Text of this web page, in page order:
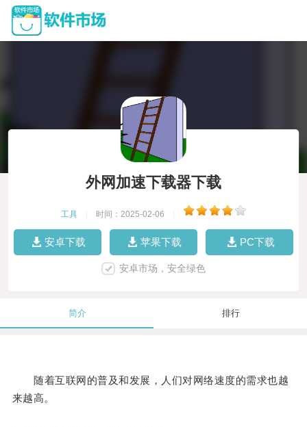
外网加速下载器下载
工具 时间：2025-02-06
安卓下载 苹果下载 PC下载
安卓市场，安全绿色
简介 排行
随着互联网的普及和发展，人们对网络速度的需求也越
来越高。